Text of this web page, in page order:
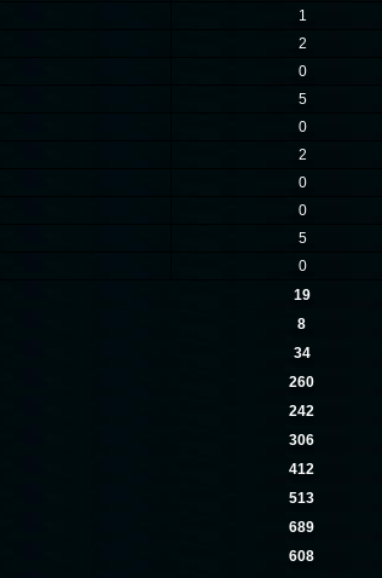
1
2
0
5
0
2
0
0
5
0
19
8
34
260
242
306
412
513
689
608